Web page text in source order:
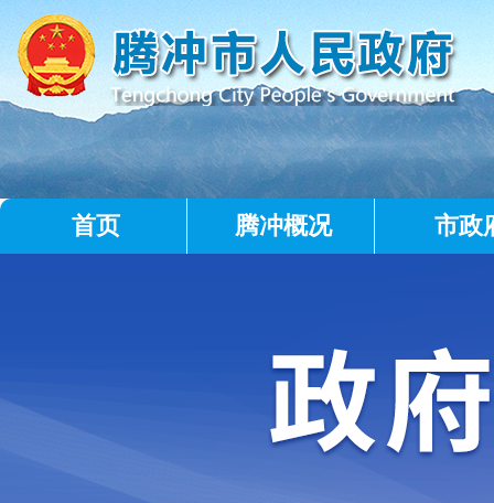
首页 腾冲概况 市政